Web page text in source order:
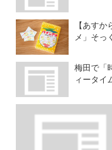
【あす
メ」そっ
梅田で「
ィータイ